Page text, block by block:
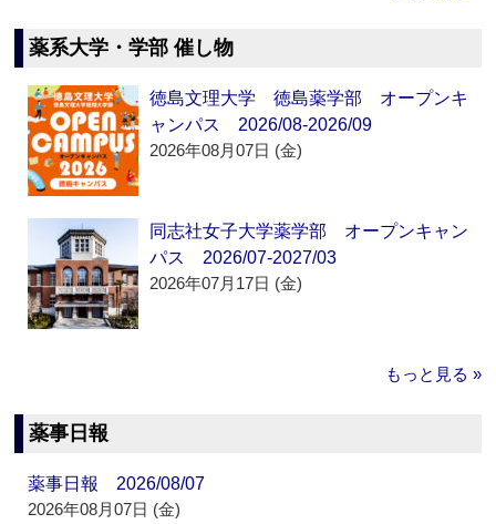
薬系大学・学部 催し物
徳島文理大学 徳島薬学部 オープンキ
ャンパス 2026/08-2026/09
2026年08月07日 (金)
同志社女子大学薬学部 オープンキャン
パス 2026/07-2027/03
2026年07月17日 (金)
もっと見る »
薬事日報
薬事日報 2026/08/07
2026年08月07日 (金)